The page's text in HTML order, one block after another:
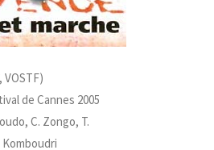
VOSTF)
de Cannes 2005
C. Zongo, T.
Komboudri